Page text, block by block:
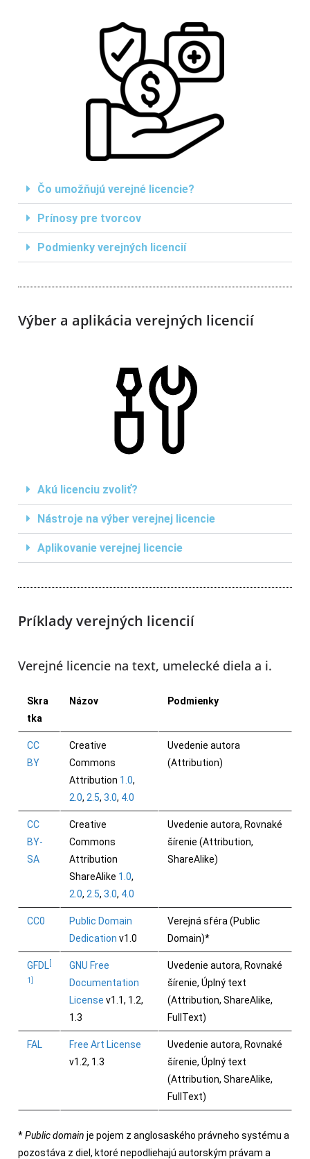
Čo umožňujú verejné licencie?
Prínosy pre tvorcov
Podmienky verejných licencií
Výber a aplikácia verejných licencií
Akú licenciu zvoliť?
Nástroje na výber verejnej licencie
Aplikovanie verejnej licencie
Príklady verejných licencií
Verejné licencie na text, umelecké diela a i.
Skra
tka
Názov Podmienky
CC
BY
Creative
Commons
Attribution 1.0,
2.0, 2.5, 3.0, 4.0
Uvedenie autora
(Attribution)
CC
BY-
SA
Creative
Commons
Attribution
ShareAlike 1.0,
2.0, 2.5, 3.0, 4.0
Uvedenie autora, Rovnaké
šírenie (Attribution,
ShareAlike)
CC0
Public Domain
Dedication v1.0
Verejná sféra (Public
Domain)*
GFDL
1]
GNU Free
Documentation
License v1.1, 1.2,
1.3
Uvedenie autora, Rovnaké
šírenie, Úplný text
(Attribution, ShareAlike,
FullText)
FAL
Free Art License
v1.2, 1.3
Uvedenie autora, Rovnaké
šírenie, Úplný text
(Attribution, ShareAlike,
FullText)
*Public domain je pojem z anglosaského právneho systému a
pozostáva z diel, ktoré nepodliehajú autorským právam a